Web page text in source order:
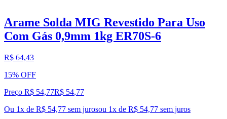
Arame Solda MIG Revestido Para Uso
Com Gás 0,9mm 1kg ER70S-6
R$ 64,43
15% OFF
Preço R$ 54,77R$ 54,77
Ou 1x de R$ 54,77 sem jurosou 1x de R$ 54,77 sem juros